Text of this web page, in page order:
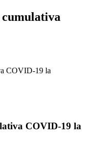
COVID-19 la
COVID-19 la